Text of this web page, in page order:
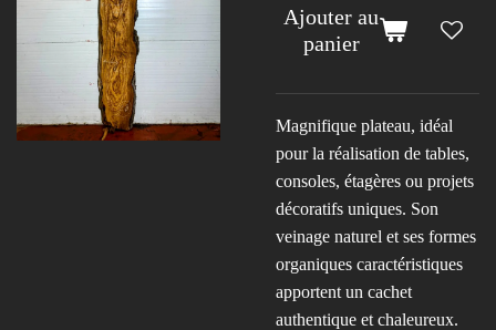
Ajouter au
panier
Magnifique plateau, idéal
pour la réalisation de tables,
consoles, étagères ou projets
décoratifs uniques. Son
veinage naturel et ses formes
organiques caractéristiques
apportent un cachet
authentique et chaleureux.